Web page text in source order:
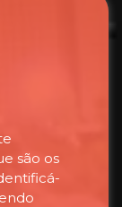
são os